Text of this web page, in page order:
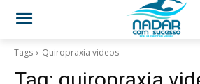
Tags Quiropraxia videos